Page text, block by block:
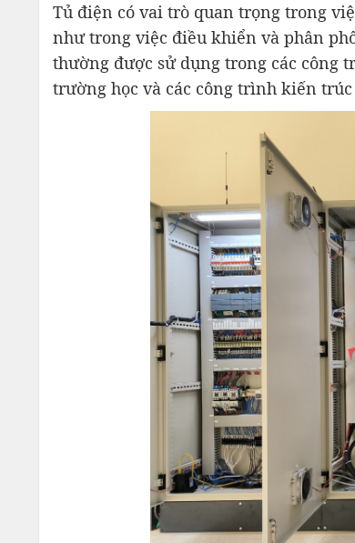
Tủ điện có vai trò quan trọng trong
như trong việc điều khiển và phân
thường được sử dụng trong các công
trường học và các công trình kiến ​​trúc